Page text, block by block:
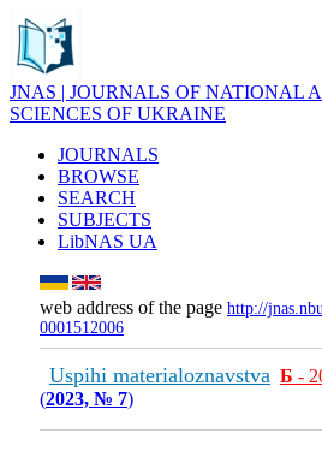
JNAS | JOURNALS OF NATIONAL
SCIENCES OF UKRAINE
JOURNALS
BROWSE
SEARCH
SUBJECTS
LibNAS UA
web address of the page http://
0001512006
Uspihi materialoznavstva Б -
(2023, № 7)